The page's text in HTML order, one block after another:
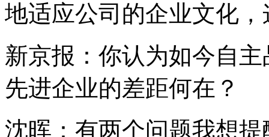
地适应公司的企业文化
新京报：你认为如今自
先进企业的差距何在？
沈晖：有两个问题我想